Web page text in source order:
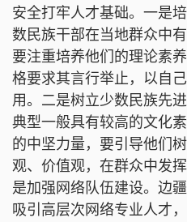
安全打牢人才基础。一是
数民族干部在当地群众中
要注重培养他们的理论素
格要求其言行举止，以自
用。二是树立少数民族先
典型一般具有较高的文化
的中坚力量，要引导他们
观、价值观，在群众中发
是加强网络队伍建设。边
吸引高层次网络专业人才